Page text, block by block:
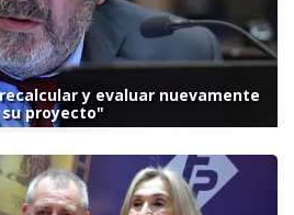
y evaluar nuevamente
proyecto"